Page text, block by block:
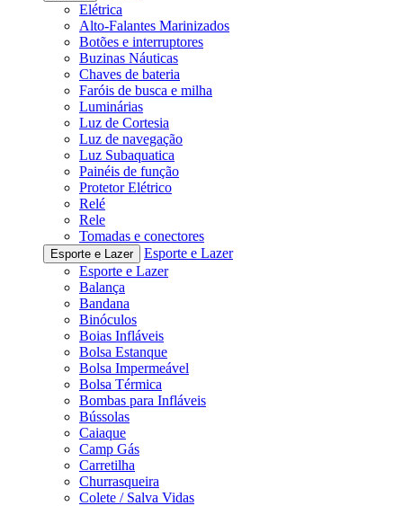
Elétrica
Alto-Falantes Marinizados
Botões e interruptores
Buzinas Náuticas
Chaves de bateria
Faróis de busca e milha
Luminárias
Luz de Cortesia
Luz de navegação
Luz Subaquatica
Painéis de função
Protetor Elétrico
Relé
Rele
Tomadas e conectores
Esporte e Lazer
Esporte e Lazer
Esporte e Lazer
Balança
Bandana
Binóculos
Boias Infláveis
Bolsa Estanque
Bolsa Impermeável
Bolsa Térmica
Bombas para Infláveis
Bússolas
Caiaque
Camp Gás
Carretilha
Churrasqueira
Colete / Salva Vidas